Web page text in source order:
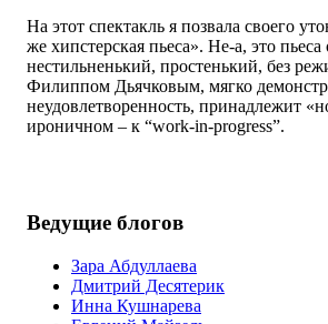
На этот спектакль я позвала своего
же хипстерская пьеса». Не-а, это
нестильненький, простенький, без
Филиппом Дьячковым, мягко
неудовлетворенность, принадлежит
ироничном – к “work-in-progress”.
Ведущие блогов
Зара Абдуллаева
Дмитрий Десятерик
Инна Кушнарева